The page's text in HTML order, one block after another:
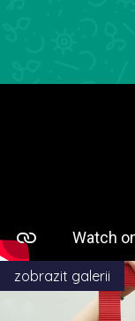
zobrazit galerii